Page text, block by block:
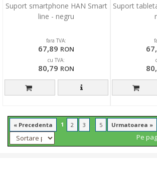
Suport smartphone HAN Smart
line - negru
fara TVA:
67,89 RON
cu TVA:
80,79 RON
Suport
« Precedenta 1 2 3 5 Urmatoarea »
Pe